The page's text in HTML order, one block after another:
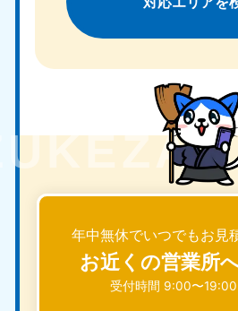
年中無休でいつでもお見
お近くの営業所
受付時間 9:00〜